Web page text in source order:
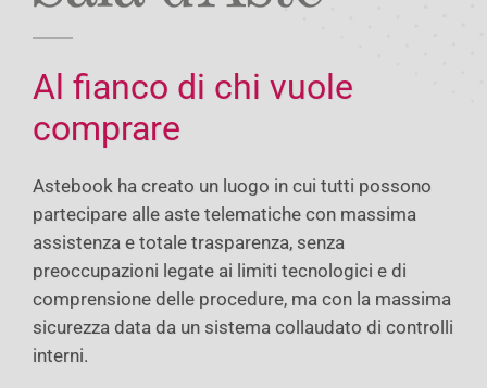
Al fianco di chi vuole
comprare
Astebook ha creato un luogo in cui tutti possono
partecipare alle aste telematiche con massima
assistenza e totale trasparenza, senza
preoccupazioni legate ai limiti tecnologici e di
comprensione delle procedure, ma con la massima
sicurezza data da un sistema collaudato di controlli
interni.